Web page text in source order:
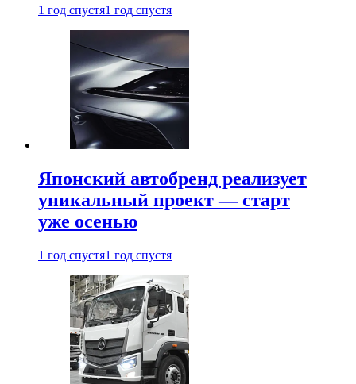
1 год спустя1 год спустя
Японский автобренд реализует
уникальный проект — старт
уже осенью
1 год спустя1 год спустя